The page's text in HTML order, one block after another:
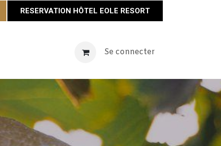
RESERVATION HÔTEL EOLE RESORT
Maison Éole Contact Actualités
Se connecter